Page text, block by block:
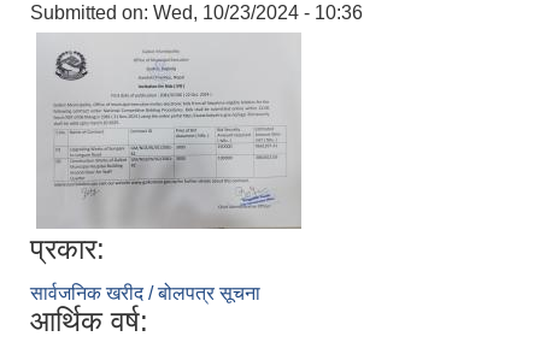
Submitted on: Wed, 10/23/2024 - 10:36
प्रकार:
सार्वजनिक खरीद / बोलपत्र सूचना
आर्थिक वर्ष: